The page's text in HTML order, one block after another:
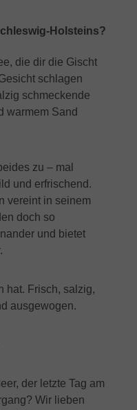
Holsteins?
die dir die Gischt
schlagen
schmeckende
warmem Sand
zu – mal
und erfrischend.
vereint in seinem
doch so
und bietet
hat. Frisch, salzig,
ausgewogen.
der letzte Tag am
Wir lieben